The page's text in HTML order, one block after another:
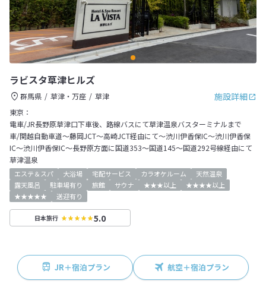
ラビスタ草津ヒルズ
施設詳細
群馬県 草津・万座
草津
東京：
電車/JR長野原草津口下車後、路線バスにて草津温泉バスターミナルまで
車/関越自動車道～藤岡JCT～高崎JCT経由にて～渋川伊香保IC～渋川伊香保
IC～渋川伊香保IC～長野原方面に国道353～国道145～国道292号線経由にて
草津温泉
エステ＆スパ 大浴場 宅配サービス カラオケルーム
天然温泉
露天風呂
駐車場有り 旅館 サウナ ★★★以上
★★★★以上
★★★★★
送迎有り
日本旅行 5.0
JR＋宿泊プラン 航空＋宿泊プラン